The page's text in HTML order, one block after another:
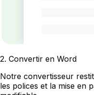
2. Convertir en Word
Notre convertisseur
les polices et la mise en